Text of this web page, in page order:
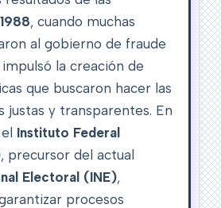
, cuando muchas
al gobierno de fraude
la creación de
que buscaron hacer las
justas y transparentes. En
Instituto Federal
, precursor del actual
Electoral (INE),
procesos